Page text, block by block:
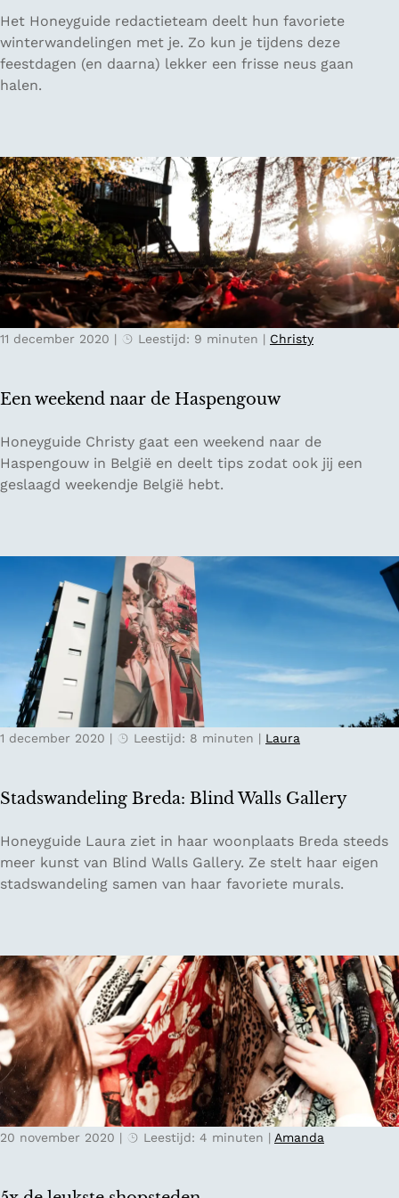
w
e
H
o
a
n
d
s
e
W
a
e
r
i
i
e
D
e
f
a
i
e
t
e
w
i
n
e
a
d
e
l
g
n
H
n
e
g
i
Het Honeyguide redactieteam deelt hun favoriete
winterwandelingen met je. Zo kun je tijdens deze
feestdagen (en daarna) lekker een frisse neus gaan
halen.
Een weekend naar de Haspengouw
11 december 2020 | Leestijd: 9 minuten | Christy
E
e
n
d
a
p
e
n
u
w
Honeyguide Christy gaat een weekend naar de
Haspengouw in België en deelt tips zodat ook jij een
geslaagd weekendje België hebt.
Stadswandeling Breda: Blind Walls Gallery
1 december 2020 | Leestijd: 8 minuten | Laura
S
t
a
a
n
d
e
i
n
g
B
Honeyguide Laura ziet in haar woonplaats Breda steeds
meer kunst van Blind Walls Gallery. Ze stelt haar eigen
stadswandeling samen van haar favoriete murals.
20 november 2020 | Leestijd: 4 minuten | Amanda